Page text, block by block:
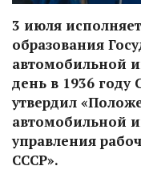
3 июля
образования
автомобильной
день в 1936
утвердил
автомобильной
управления
СССР».